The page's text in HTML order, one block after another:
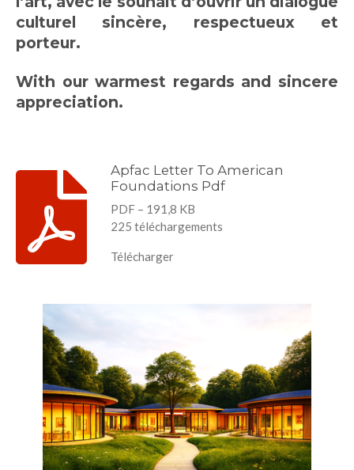
culturel sincère, respectueux et
porteur.
With our warmest regards and sincere
appreciation.
Apfac Letter To American
Foundations Pdf
PDF – 191,8 KB
225 téléchargements
Télécharger